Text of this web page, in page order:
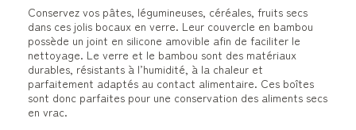
Conservez vos pâtes, légumineuses, céréales, fruits secs
dans ces jolis bocaux en verre. Leur couvercle en bambou
possède un joint en silicone amovible afin de faciliter le
nettoyage. Le verre et le bambou sont des matériaux
durables, résistants à l’humidité, à la chaleur et
parfaitement adaptés au contact alimentaire. Ces boîtes
sont donc parfaites pour une conservation des aliments secs
en vrac.